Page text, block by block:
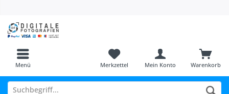
Menü Warenkorb
Merkzettel Mein Konto